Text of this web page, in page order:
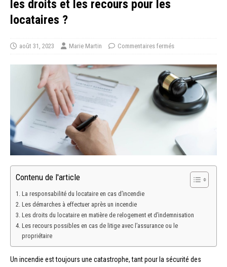
les droits et les recours pour les
locataires ?
août 31, 2023 Marie Martin Commentaires fermés
Contenu de l'article
La responsabilité du locataire en cas d’incendie
Les démarches à effectuer après un incendie
Les droits du locataire en matière de relogement et d’indemnisation
Les recours possibles en cas de litige avec l’assurance ou le
propriétaire
Un incendie est toujours une catastrophe, tant pour la sécurité des